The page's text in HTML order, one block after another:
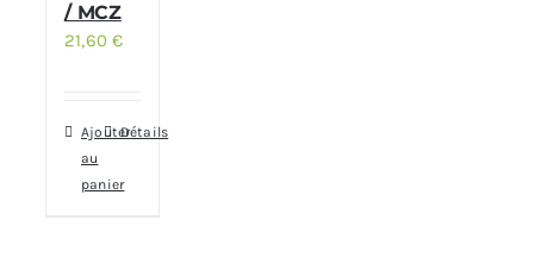
/ MCZ
21,60€
Ajouter
au
panier
Détails